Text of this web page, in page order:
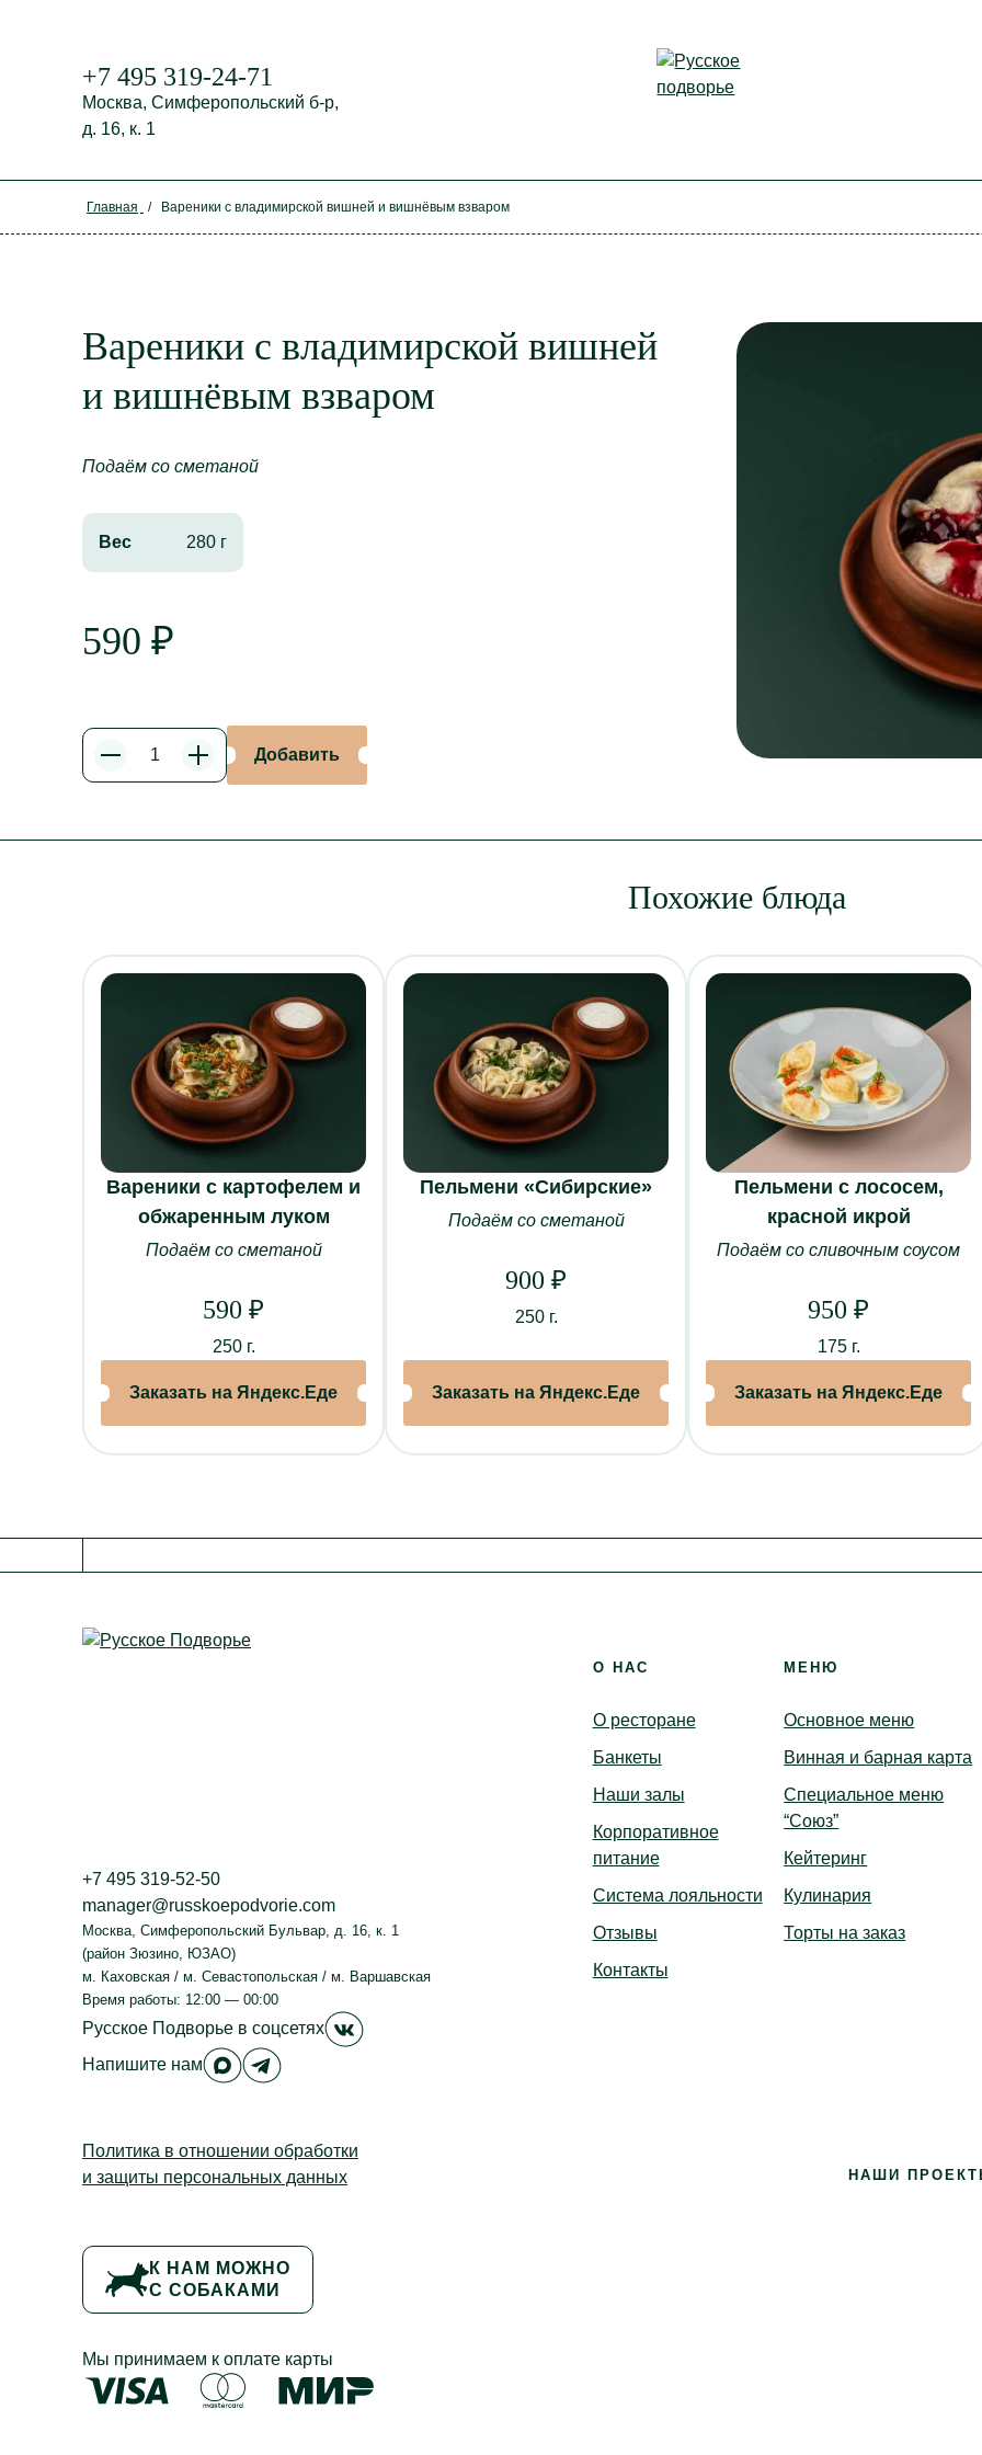
Корпоративное питание
Система лояльности
Отзывы
Контакты
МЕНЮ
Основное меню
Кейтеринг
Кулинария
Торты на заказ
БАНКЕТЫ
Свадьбы
Юбилеи
Свидания
Поминки
Крестины
Зал
Зал
Доставка Бронирование
+7 495 319-24-71
Москва, Симферопольский б-р,
д. 16, к. 1
Главная / Вареники с владимирской вишней и вишнёвым взваром
Вареники с владимирской вишней
и вишнёвым взваром
Подаём со сметаной
Вес 280 г
590 ₽
УменьшитьУвеличить
Добавить
Похожие блюда
Вареники с картофелем и
обжаренным луком
Подаём со сметаной
590 ₽
250 г.
Заказать на Яндекс.Еде
Пельмени «Сибирские»
Подаём со сметаной
900 ₽
250 г.
Заказать на Яндекс.Еде
Пельмени с лососем,
красной икрой
Подаём со сливочным соусом
950 ₽
175 г.
Заказать на Яндекс.Еде
+7 495 319-52-50
manager@russkoepodvorie.com
Москва Симферопольский Бульвар, д. 16, к. 1
(район Зюзино, ЮЗАО)
м. Каховская / м. Севастопольская / м. Варшавская
Время работы: 12:00 — 00:00
Русское Подворье в соцсетях
Напишите нам Русское Подворье в Max
Политика в отношении обработки
и защиты персональных данных
К НАМ МОЖНО
С СОБАКАМИ
Мы принимаем к оплате карты
О НАС
О ресторане
Банкеты
Наши залы
Корпоративное
питание
Система лояльности
Отзывы
Контакты
МЕНЮ
Основное меню
Винная и барная карта
Специальное меню
“Союз”
Кейтеринг
Кулинария
Торты на заказ
НАШИ